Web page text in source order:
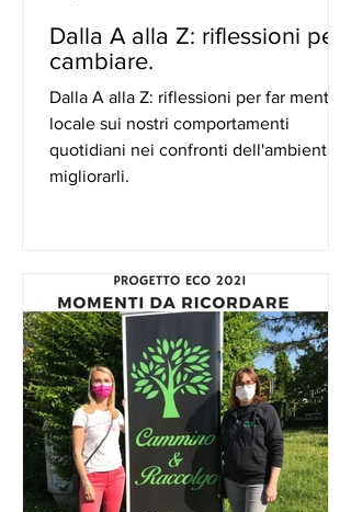
Dalla A alla Z: riflessioni per
cambiare.
Dalla A alla Z: riflessioni per far mente
locale sui nostri comportamenti
quotidiani nei confronti dell'ambiente e
migliorarli.